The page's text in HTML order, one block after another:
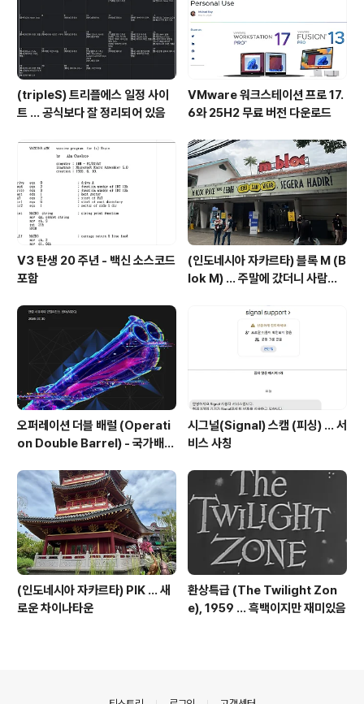
(tripleS) 트리플에스 일정 사이
트 ... 공식보다 잘 정리되어 있음
VMware 워크스테이션 프로 17.
6와 25H2 무료 버전 다운로드
V3 탄생 20 주년 - 백신 소스코드
포함
(인도네시아 자카르타) 블록 M (B
lok M) ... 주말에 갔더니 사람이
오퍼레이션 더블 배럴 (Operati
on Double Barrel) - 국가배후
시그널(Signal) 스캠 (피싱) ... 서
비스 사칭
(인도네시아 자카르타) PIK ... 새
로운 차이나타운
환상특급 (The Twilight Zon
e), 1959 ... 흑백이지만 재미있음